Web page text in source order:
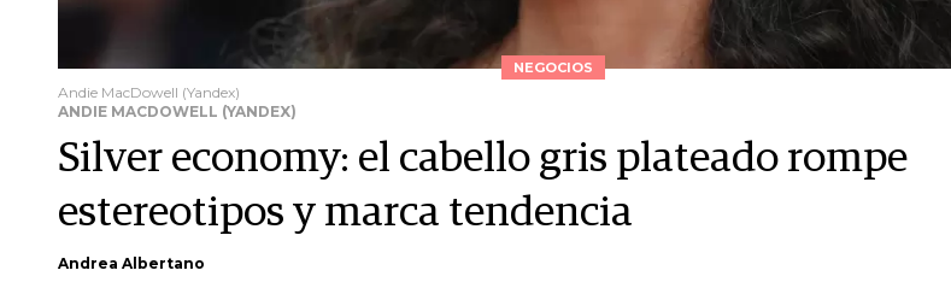
NEGOCIOS
Andie MacDowell (Yandex)
ANDIE MACDOWELL (YANDEX)
Silver economy: el cabello gris plateado rompe
estereotipos y marca tendencia
Andrea Albertano